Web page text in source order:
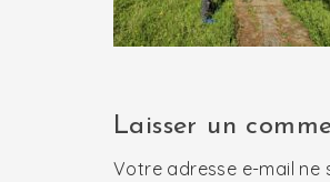
Laisser un
Votre adresse e-mail ne